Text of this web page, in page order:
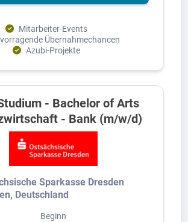
Mitarbeiter-Events
Übernahmechancen
Azubi-Projekte
- Bachelor of Arts
- Bank (m/w/d)
Sparkasse Dresden
Deutschland
Beginn